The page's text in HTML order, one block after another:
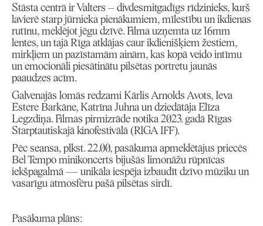
Stāsta centrā ir Valters – divdesmitgadīgs rīdzinieks, kurš
lavierē starp jūrnieka pienākumiem, mīlestību un ikdienas
rutīnu, meklējot jēgu dzīvē. Filma uzņemta uz 16mm
lentes, un tajā Rīga atklājas caur ikdienišķiem žestiem,
mirkļiem un pazīstamām ainām, kas kopā veido intīmu
un emocionāli piesātinātu pilsētas portretu jaunās
paaudzes acīm.
Galvenajās lomās redzami Kārlis Arnolds Avots, Ieva
Estere Barkāne, Katrīna Juhna un dziedātāja Elīza
Legzdiņa. Filmas pirmizrāde notika 2023. gadā Rīgas
Starptautiskajā kinofestivālā (RIGA IFF).
Pēc seansa, plkst. 22.00, pasākuma apmeklētājus priecēs
Bel Tempo minikoncerts bijušās limonāžu rūpnīcas
iekšpagalmā — unikāla iespēja izbaudīt dzīvo mūziku un
vasarīgu atmosfēru pašā pilsētas sirdī.
Pasākuma plāns: